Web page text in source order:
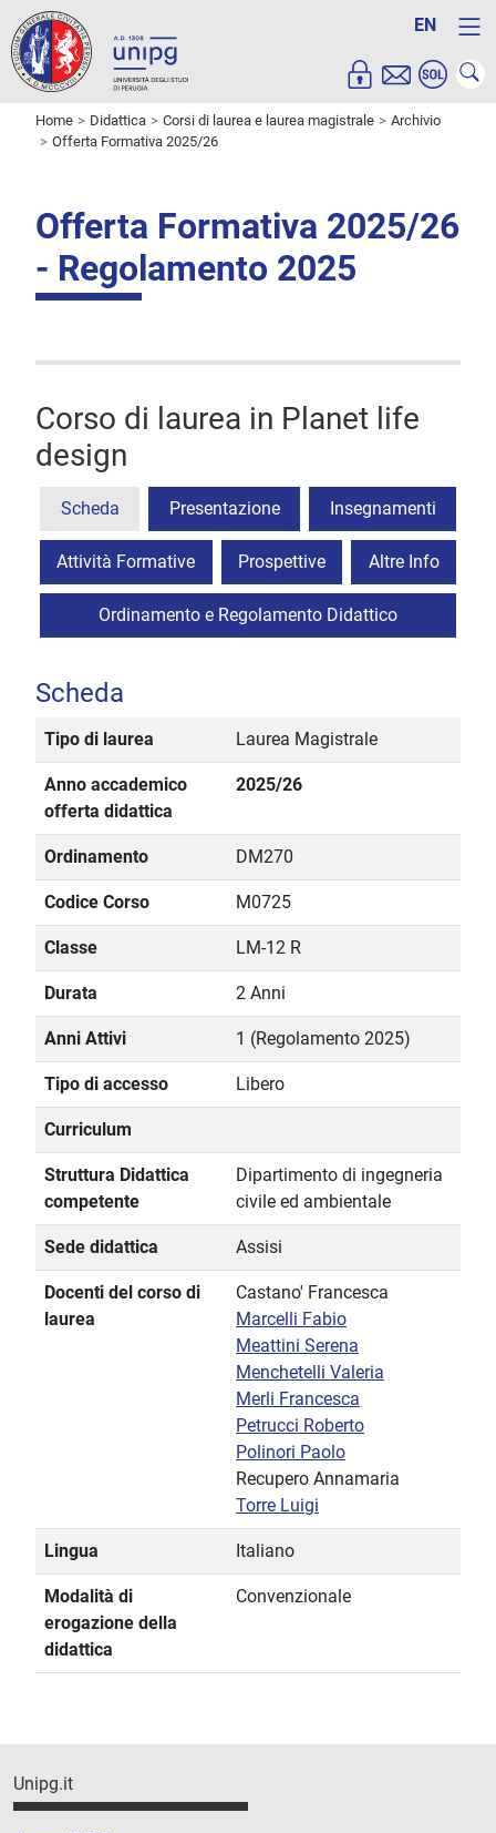
EN
Home Didattica Corsi di laurea e laurea magistrale
Archivio
Offerta Formativa 2025/26
Offerta Formativa 2025/26
- Regolamento 2025
Corso di laurea in Planet life
design
Scheda Presentazione Insegnamenti
Attività Formative Prospettive Altre Info
Ordinamento e Regolamento Didattico
Scheda
Tipo di laurea Laurea Magistrale
Anno accademico
offerta didattica
2025/26
Ordinamento DM270
Codice Corso M0725
Classe LM-12 R
Durata 2 Anni
Anni Attivi 1 (Regolamento 2025)
Tipo di accesso Libero
Curriculum
Struttura Didattica
competente
Dipartimento di ingegneria
civile ed ambientale
Sede didattica Assisi
Docenti del corso di
laurea
Castano' Francesca
Marcelli Fabio
Meattini Serena
Menchetelli Valeria
Merli Francesca
Petrucci Roberto
Polinori Paolo
Recupero Annamaria
Torre Luigi
Lingua Italiano
Modalità di
erogazione della
didattica
Convenzionale
Unipg.it